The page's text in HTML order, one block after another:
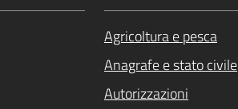
Agricoltura e pesca
Anagrafe e stato civile
Autorizzazioni